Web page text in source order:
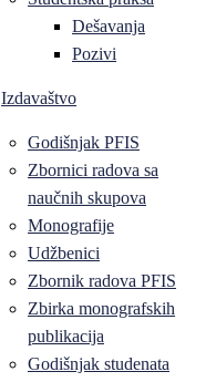
Dešavanja
Pozivi
Izdavaštvo
Godišnjak PFIS
Zbornici radova sa
naučnih skupova
Monografije
Udžbenici
Zbornik radova PFIS
Zbirka monografskih
publikacija
Godišnjak studenata